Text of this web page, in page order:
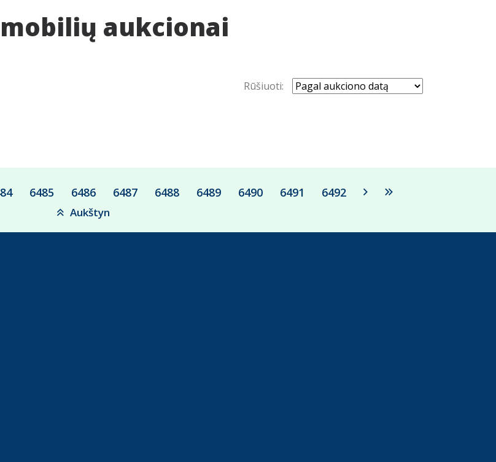
aukcionai
Rūšiuoti:
6485 6486 6487 6488 6489 6490 6491 6492
Aukštyn